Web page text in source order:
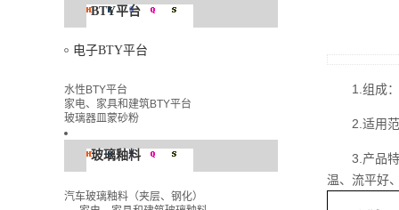
BTY平台
电子BTY平台
水性BTY平台
家电、家具和建筑BTY平台
玻璃器皿蒙砂粉
玻璃釉料
汽车玻璃釉料（夹层、钢化）
1.组成
2.适用
3.产品
温、流平好